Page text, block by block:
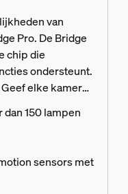
van
Pro. De Bridge
chip die
ondersteunt.
elke kamer
lampen
met de
150 lampen
sensors met